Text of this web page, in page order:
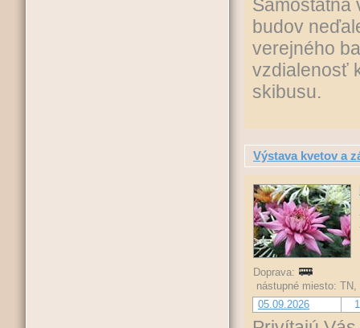
Samostatná
budov
verejného
vzdialenosť
skibusu.
Výstava kvetov a
Doprava:
nástupné miesto:
05.09.2026